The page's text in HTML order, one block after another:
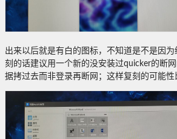
出来以后就是有白的图标，不知道是不是因
刻的话建议用一个新的没安装过quicker的断
据拷过去而非登录再断网；这样复刻的可能性